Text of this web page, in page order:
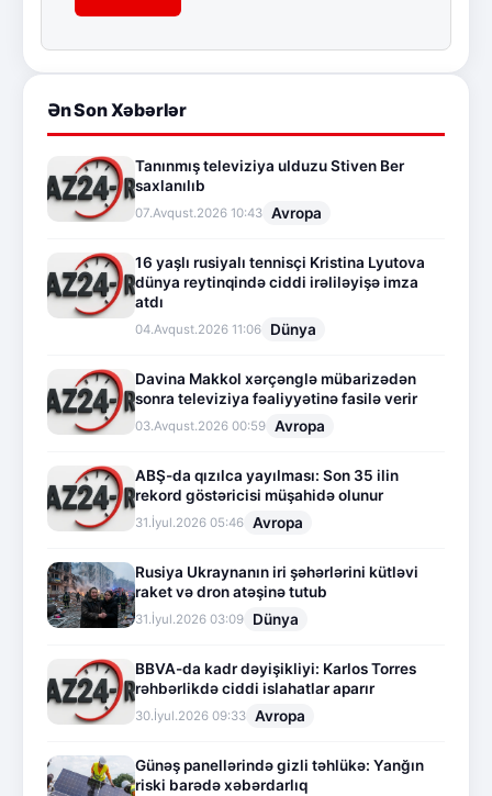
Ən Son Xəbərlər
Tanınmış televiziya ulduzu Stiven Ber
saxlanılıb
07.Avqust.2026 10:43 Avropa
16 yaşlı rusiyalı tennisçi Kristina Lyutova
dünya reytinqində ciddi irəliləyişə imza
atdı
04.Avqust.2026 11:06 Dünya
Davina Makkol xərçənglə mübarizədən
sonra televiziya fəaliyyətinə fasilə verir
03.Avqust.2026 00:59 Avropa
ABŞ-da qızılca yayılması: Son 35 ilin
rekord göstəricisi müşahidə olunur
31.İyul.2026 05:46 Avropa
Rusiya Ukraynanın iri şəhərlərini kütləvi
raket və dron atəşinə tutub
31.İyul.2026 03:09 Dünya
BBVA-da kadr dəyişikliyi: Karlos Torres
rəhbərlikdə ciddi islahatlar aparır
30.İyul.2026 09:33 Avropa
Günəş panellərində gizli təhlükə: Yanğın
riski barədə xəbərdarlıq